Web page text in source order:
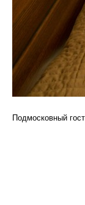
Подмосковный